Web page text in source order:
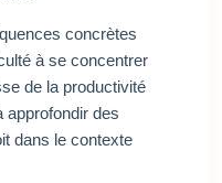
concrètes
à se concentrer
de la productivité
approfondir des
dans le contexte